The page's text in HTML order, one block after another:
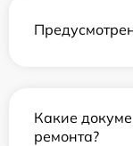
Какие
ремонта?